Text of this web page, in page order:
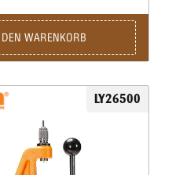
WARENKORB
LY26500